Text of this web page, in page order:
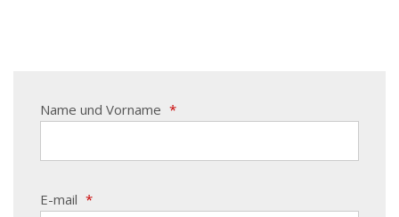
Name und Vorname *
E-mail *